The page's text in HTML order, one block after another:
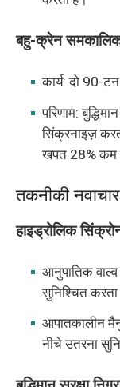
बहु-क्रेन
कार्य: दो 90-
परिणाम:
सिंक्रनाइज़
खपत 28% कम
तकनीकी नवाचार
हाइड्रोलिक
आनुपातिक
सुनिश्चित
आपातकालीन
नीचे उतरना